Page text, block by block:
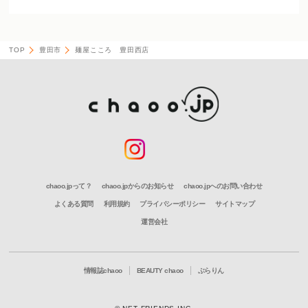
TOP 豊田市 麺屋こころ 豊田西店
chaoo.jpって？ chaoo.jpからのお知らせ chaoo.jpへのお問い合わせ
よくある質問 利用規約 プライバシーポリシー サイトマップ
運営会社
情報誌chaoo BEAUTY chaoo ぶらりん